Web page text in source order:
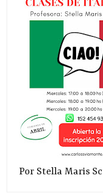
Por Stella Maris